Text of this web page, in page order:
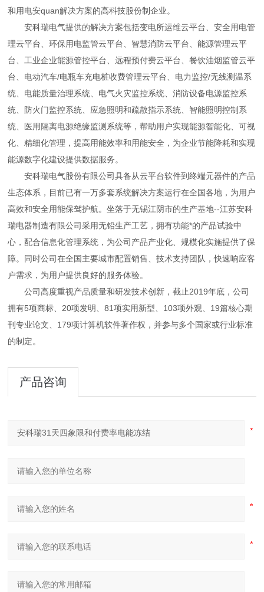
和用电安quan解决方案的高科技股份制企业。
安科瑞电气提供的解决方案包括变电所运维云平台、安全用电管
理云平台、环保用电监管云平台、智慧消防云平台、能源管理云平
台、工业企业能源管控平台、远程预付费云平台、餐饮油烟监管云平
台、电动汽车/电瓶车充电桩收费管理云平台、电力监控/无线测温系
统、电能质量治理系统、电气火灾监控系统、消防设备电源监控系
统、防火门监控系统、应急照明和疏散指示系统、智能照明控制系
统、医用隔离电源绝缘监测系统等，帮助用户实现能源智能化、可视
化、精细化管理，提高用能效率和用能安全，为企业节能降耗和实现
能源数字化建设提供数据服务。
安科瑞电气股份有限公司具备从云平台软件到终端元器件的产品
生态体系，目前已有一万多套系统解决方案运行在全国各地，为用户
高效和安全用能保驾护航。坐落于无锡江阴市的生产基地--江苏安科
瑞电器制造有限公司采用无铅生产工艺，拥有功能*的产品试验中
心，配合信息化管理系统，为公司产品产业化 、规模化实施提供了保
障。同时公司在全国主要城市配置销售、技术支持团队，快速响应客
户需求，为用户提供良好的服务体验。
公司高度重视产品质量和研发技术创新，截止2019年底，公司
拥有5项商标、20项发明、81项实用新型、103项外观、19篇核心期
刊专业论文、179项计算机软件著作权，并参与多个国家或行业标准
的制定。
产品咨询